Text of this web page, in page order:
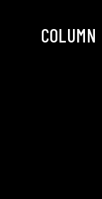
COLUMN